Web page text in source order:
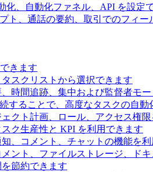
化、自動化ファネル、API を設定
ト、通話の要約、取引でのフィ
きます
スクリストから選択できます
時間追跡、集中および監督者モ
することで、高度なタスクの自動
クト計画、ロール、アクセス権
ク生産性と KPI を利用できます
、コメント、チャットの機能を
ント、ファイルストレージ、ド
節約できます